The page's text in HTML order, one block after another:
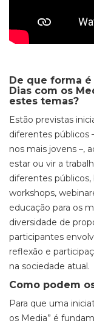
De que forma
Dias com os
estes temas?
Estão previstas
diferentes públicos
nos mais jovens –,
estar ou vir a
diferentes
workshops,
educação para os
diversidade de
participantes
reflexão e
na sociedade atual.
Como podem
Para que uma
os Media” é